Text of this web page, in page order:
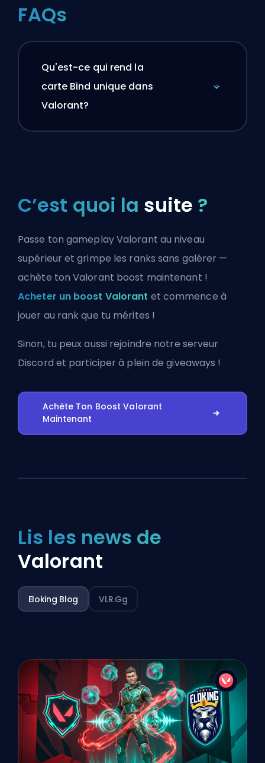
FAQs
Qu'est-ce qui rend la
carte Bind unique dans
Valorant?
C’est quoi la suite ?
Passe ton gameplay Valorant au niveau
supérieur et grimpe les ranks sans galérer —
achète ton Valorant boost maintenant !
Acheter un boost Valorant et commence à
jouer au rank que tu mérites !
Sinon, tu peux aussi rejoindre notre serveur
Discord et participer à plein de giveaways !
Achète Ton Boost Valorant
Maintenant
Lis les news de
Valorant
Eloking Blog VLR.gg